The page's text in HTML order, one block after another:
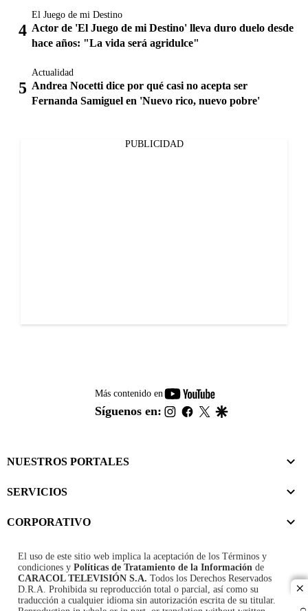
El Juego de mi Destino
Actor de 'El Juego de mi Destino' lleva duro duelo desde
hace años: "La vida será agridulce"
Actualidad
Andrea Nocetti dice por qué casi no acepta ser
Fernanda Samiguel en 'Nuevo rico, nuevo pobre'
PUBLICIDAD
Más contenido en
youtube-
footer
Síguenos en: instagram
facebook
twitter
NUESTROS PORTALES
SERVICIOS
CORPORATIVO
El uso de este sitio web implica la aceptación de los Términos y
condiciones y Políticas de Tratamiento de la Información de
CARACOL TELEVISIÓN S.A. Todos los Derechos Reservados
D.R.A. Prohibida su reproducción total o parcial, así como su
traducción a cualquier idioma sin autorización escrita de su titular.